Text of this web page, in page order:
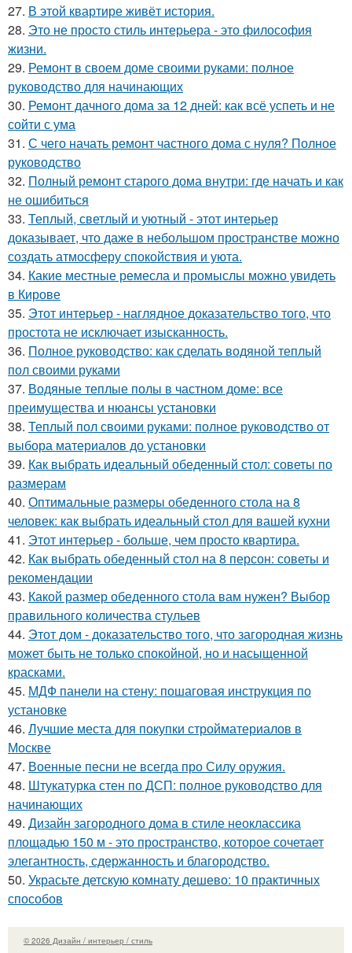
27. В этой квартире живёт история.
28. Это не просто стиль интерьера - это философия
жизни.
29. Ремонт в своем доме своими руками: полное
руководство для начинающих
30. Ремонт дачного дома за 12 дней: как всё успеть и не
сойти с ума
31. С чего начать ремонт частного дома с нуля? Полное
руководство
32. Полный ремонт старого дома внутри: где начать и как
не ошибиться
33. Теплый, светлый и уютный - этот интерьер
доказывает, что даже в небольшом пространстве можно
создать атмосферу спокойствия и уюта.
34. Какие местные ремесла и промыслы можно увидеть
в Кирове
35. Этот интерьер - наглядное доказательство того, что
простота не исключает изысканность.
36. Полное руководство: как сделать водяной теплый
пол своими руками
37. Водяные теплые полы в частном доме: все
преимущества и нюансы установки
38. Теплый пол своими руками: полное руководство от
выбора материалов до установки
39. Как выбрать идеальный обеденный стол: советы по
размерам
40. Оптимальные размеры обеденного стола на 8
человек: как выбрать идеальный стол для вашей кухни
41. Этот интерьер - больше, чем просто квартира.
42. Как выбрать обеденный стол на 8 персон: советы и
рекомендации
43. Какой размер обеденного стола вам нужен? Выбор
правильного количества стульев
44. Этот дом - доказательство того, что загородная жизнь
может быть не только спокойной, но и насыщенной
красками.
45. МДФ панели на стену: пошаговая инструкция по
установке
46. Лучшие места для покупки стройматериалов в
Москве
47. Военные песни не всегда про Силу оружия.
48. Штукатурка стен по ДСП: полное руководство для
начинающих
49. Дизайн загородного дома в стиле неоклассика
площадью 150 м - это пространство, которое сочетает
элегантность, сдержанность и благородство.
50. Украсьте детскую комнату дешево: 10 практичных
способов
© 2026 Дизайн / интерьер / стиль